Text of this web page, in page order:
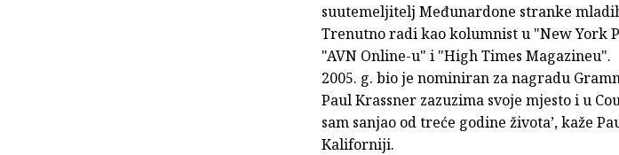
suutemeljitelj Međunardone stranke
Trenutno radi kao kolumnist u "New York
"AVN Online-u" i "High Times Magazineu".
2005. g. bio je nominiran za nagradu
Paul Krassner zazuzima svoje mjesto i u
sam sanjao od treće godine života’, kaže
Kaliforniji.